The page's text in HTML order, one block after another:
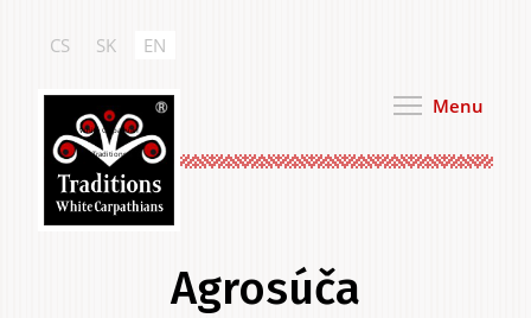
content
White Carpathian
Traditions
Menu
CS SK EN
Agrosúča